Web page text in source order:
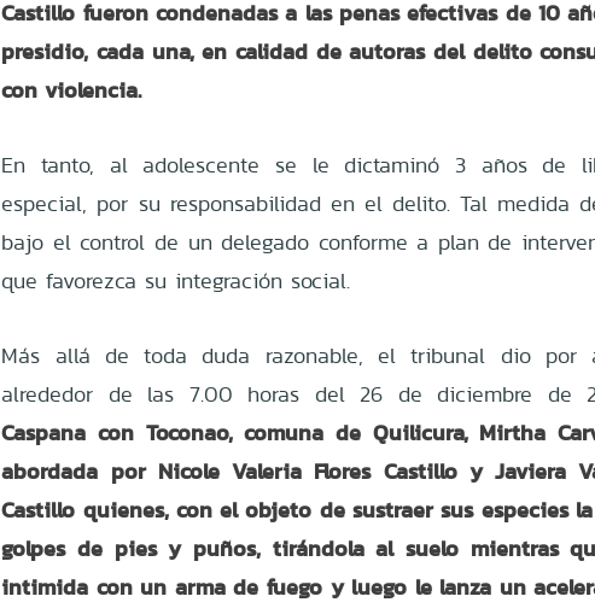
Castillo fueron condenadas a las penas efectivas de 10
presidio, cada una, en calidad de autoras del delito
con violencia.
En tanto, al adolescente se le dictaminó 3 años de
especial, por su responsabilidad en el delito. Tal medida
bajo el control de un delegado conforme a plan de
que favorezca su integración social.
Más allá de toda duda razonable, el tribunal dio por
alrededor de las 7.00 horas del 26 de diciembre de
Caspana con Toconao, comuna de Quilicura, Mirtha
abordada por Nicole Valeria Flores Castillo y Javiera
Castillo quienes, con el objeto de sustraer sus especies
golpes de pies y puños, tirándola al suelo mientras
intimida con un arma de fuego y luego le lanza un